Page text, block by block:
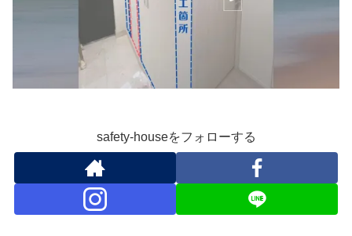
safety-houseをフォローする